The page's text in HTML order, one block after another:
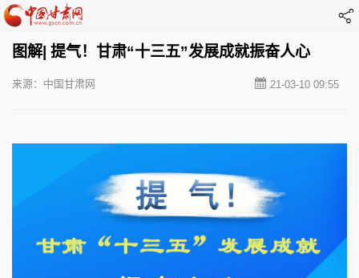
图解| 提气！甘肃“十三五”发展成就振奋人心
21-03-10 09:55
来源：中国甘肃网